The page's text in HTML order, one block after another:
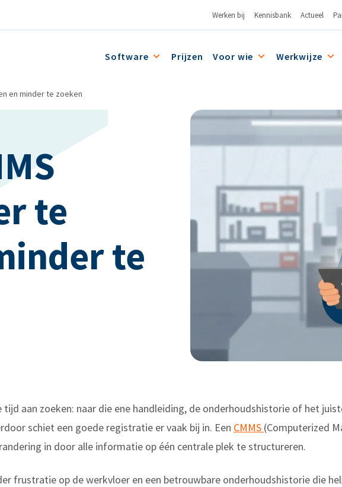
Werken bij Kennisbank Actueel
Software Prijzen Voor wie Werkwijze
en minder te zoeken
te
te
aan zoeken: naar die ene handleiding, de onderhoudshistorie of het
schiet een goede registratie er vaak bij in. Een CMMS (Computerized
in door alle informatie op één centrale plek te structureren.
frustratie op de werkvloer en een betrouwbare onderhoudshistorie die